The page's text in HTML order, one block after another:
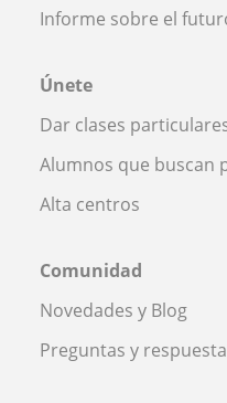
Informe sobre el
Únete
Dar clases
Alumnos que buscan
Alta centros
Comunidad
Novedades y Blog
Preguntas y